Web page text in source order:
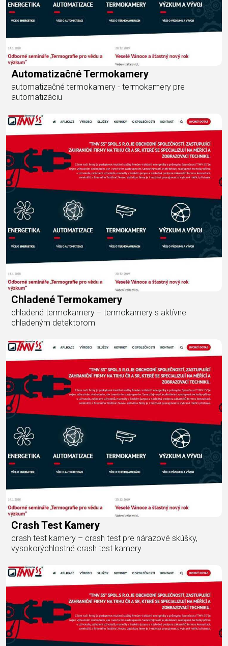
Automatizačné Termokamery
automatizačné termokamery - termokamery pre
automatizáciu
Chladené Termokamery
chladené termokamery – termokamery s aktívne
chladeným detektorom
Crash Test Kamery
crash test kamery – crash test pre nárazové skúšky,
vysokorýchlostné crash test kamery